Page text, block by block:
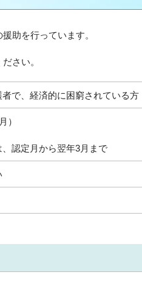
助を行っています。
さい。
で、経済的に困窮されている方
）
認定月から翌年3月まで